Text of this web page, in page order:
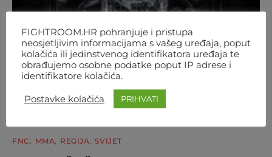
FNC MMA REGIJA SVIJET
FIGHTROOM.HR pohranjuje i pristupa
neosjetljivim informacijama s vašeg uređaja, poput
kolačića ili jedinstvenog identifikatora uređaja te
obrađujemo osobne podatke poput IP adrese i
identifikatore kolačića.
Postavke kolačića PRIHVATI